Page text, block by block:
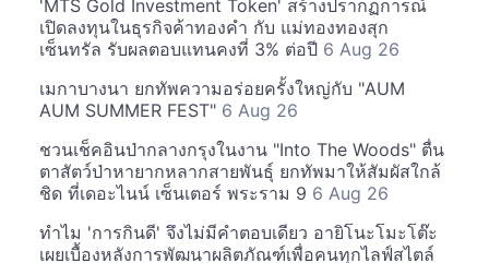
'MTS Gold Investment Token' สร้างปรากฏการณ์
เปิดลงทุนในธุรกิจค้าทองคำ กับ แม่ทองทองสุก
เซ็นทรัล รับผลตอบแทนคงที่ 3% ต่อปี 6 Aug 26
เมกาบางนา ยกทัพความอร่อยครั้งใหญ่กับ "AUM
AUM SUMMER FEST" 6 Aug 26
ชวนเช็คอินป่ากลางกรุงในงาน "Into The Woods" ตื่น
ตาสัตว์ป่าหายากหลากสายพันธุ์ ยกทัพมาให้สัมผัสใกล้
ชิด ที่เดอะไนน์ เซ็นเตอร์ พระราม 9 6 Aug 26
ทำไม 'การกินดี' จึงไม่มีคำตอบเดียว อายิโนะโมะโต๊ะ
เผยเบื้องหลังการพัฒนาผลิตภัณฑ์เพื่อคนทุกไลฟ์สไตล์